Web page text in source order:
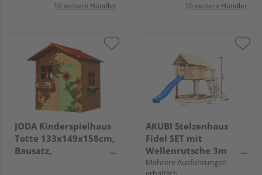
16 weitere Händler 16 weitere Händler
JODA Kinderspielhaus
Totte 133x149x158cm,
Bausatz,
AKUBI Stelzenhaus
Fidel SET mit
Wellenrutsche 3m
blau Netzrampe
Mehrere Ausführungen